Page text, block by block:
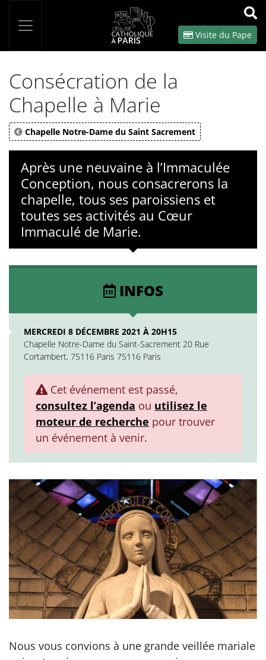
OK
Visite du Pape
Consécration de la
Chapelle à Marie
Chapelle Notre-Dame du Saint Sacrement
Après une neuvaine à l’Immaculée
Conception, nous consacrerons la
chapelle, tous ses paroissiens et
toutes ses activités au Cœur
Immaculé de Marie.
INFOS
MERCREDI 8 DÉCEMBRE 2021 À 20H15
Chapelle Notre-Dame du Saint-Sacrement 20 Rue
Cortambert, 75116 Paris 75116 Paris
Cet événement est passé,
consultez l’agenda ou utilisez le
moteur de recherche pour trouver
un événement à venir.
Nous vous convions à une grande veillée mariale
Panneau de gestion des cookies